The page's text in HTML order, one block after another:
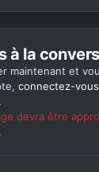
à la
maintenant et
connectez-
devra être